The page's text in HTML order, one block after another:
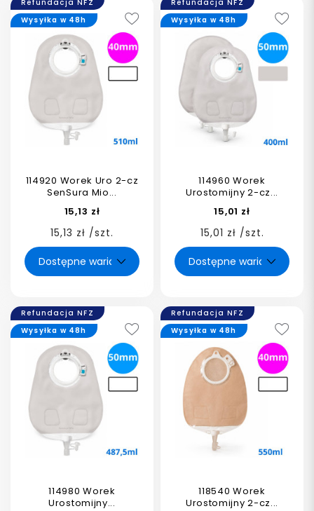
Refundacja NFZ
114920 Worek Uro 2-cz
SenSura Mio...
15,13 zł
15,13 zł /szt.
Wysyłka w 48h
Refundacja NFZ
114960 Worek
Urostomijny 2-cz...
15,01 zł
15,01 zł /szt.
Wysyłka w 48h
Refundacja NFZ
114980 Worek
Urostomijny...
Wysyłka w 48h
Refundacja NFZ
118540 Worek
Urostomijny 2-cz...
Wysyłka w 48h